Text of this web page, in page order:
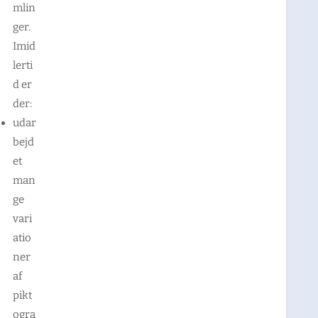
mlin
ger.
Imid
lerti
d er
der:
udar
bejd
et
man
ge
vari
atio
ner
af
pikt
ogra